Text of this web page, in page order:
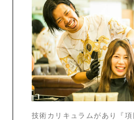
技術カリキュラムがあり『